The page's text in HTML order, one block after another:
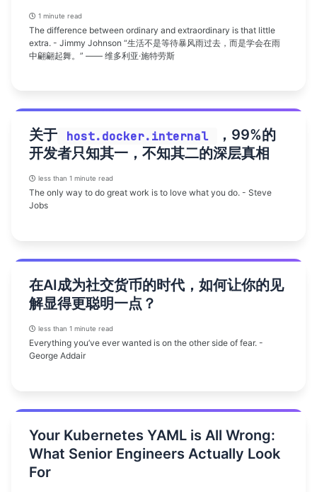
1 minute read
The difference between ordinary and extraordinary is that little
extra. - Jimmy Johnson “生活不是等待暴风雨过去，而是学会在雨
中翩翩起舞。” —— 维多利亚·施特劳斯
关于 host.docker.internal
，99%的
开发者只知其一，不知其二的深层真相
less than 1 minute read
The only way to do great work is to love what you do. - Steve
Jobs
在AI成为社交货币的时代，如何让你的见
解显得更聪明一点？
less than 1 minute read
Everything you’ve ever wanted is on the other side of fear. -
George Addair
Your Kubernetes YAML is All Wrong:
What Senior Engineers Actually Look
For